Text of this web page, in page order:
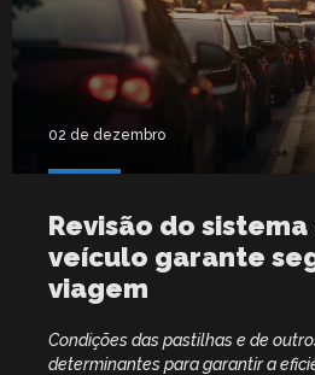
02 de dezembro
Revisão do
veículo garante
viagem
Condições das pastilhas e de
determinantes para garantir a